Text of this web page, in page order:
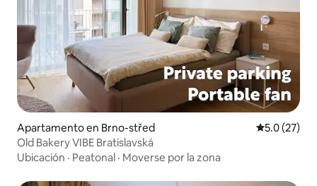
Apartamento en Brno-střed Calificación
5.0 (27)
Old Bakery VIBE Bratislavská
Ubicación · Peatonal · Moverse por la zona